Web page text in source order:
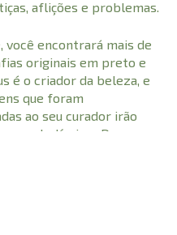
aflições e problemas.
você encontrará mais de
originais em preto e
é o criador da beleza, e
que foram
ao seu curador irão
o belíssimo Deus que